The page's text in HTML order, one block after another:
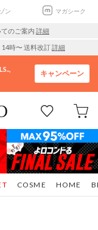
ン マガシーク
のご案内 詳細
14時〜 送料改訂詳細
キャンペーン
COSME HOME